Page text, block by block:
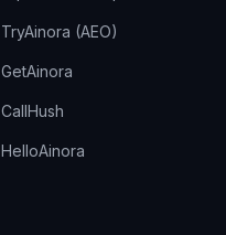
TryAinora (AEO)
GetAinora
CallHush
HelloAinora